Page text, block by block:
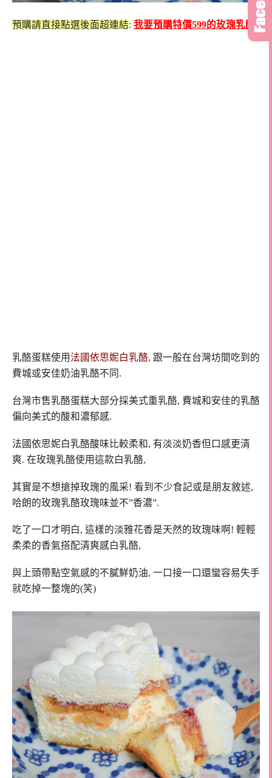
預購請直接點選後面超連結: 我要預購特價599的玫瑰乳酪
乳酪蛋糕使用法國依思妮白乳酪, 跟一般在台灣坊間吃到的
費城或安佳奶油乳酪不同.
台灣市售乳酪蛋糕大部分採美式重乳酪, 費城和安佳的乳酪
偏向美式的酸和濃郁感.
法國依思妮白乳酪酸味比較柔和, 有淡淡奶香但口感更清
爽. 在玫瑰乳酪使用這款白乳酪,
其實是不想搶掉玫瑰的風采! 看到不少食記或是朋友敘述,
哈朗的玫瑰乳酪玫瑰味並不”香濃”.
吃了一口才明白, 這樣的淡雅花香是天然的玫瑰味啊! 輕輕
柔柔的香氣搭配清爽感白乳酪,
與上頭帶點空氣感的不膩鮮奶油, 一口接一口還蠻容易失手
就吃掉一整塊的(笑)